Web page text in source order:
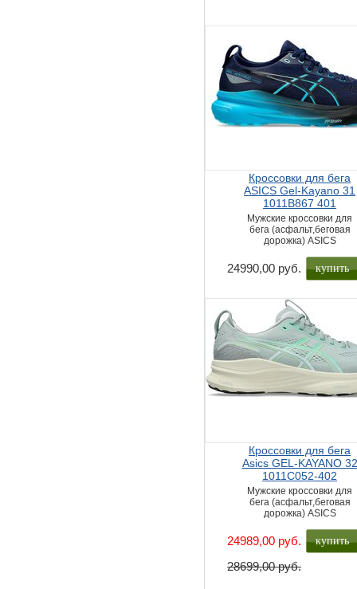
Кроссовки для бега
ASICS Gel-Kayano 31
1011B867 401
Мужские кроссовки для
бега (асфальт,беговая
дорожка) ASICS
24990,00 руб. купить
Кроссовки для бега
Asics GEL-KAYANO 32
1011C052-402
Мужские кроссовки для
бега (асфальт,беговая
дорожка) ASICS
24989,00 руб.
28699,00 руб.
купить